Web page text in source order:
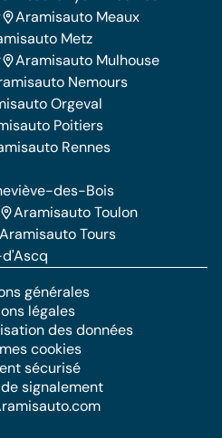
Aramisauto Meaux
Metz
Aramisauto Mulhouse
Nemours
Orgeval
Poitiers
Rennes
des-Bois
Aramisauto Toulon
Aramisauto Tours
générales
légales
des données
cookies
sécurisé
signalement